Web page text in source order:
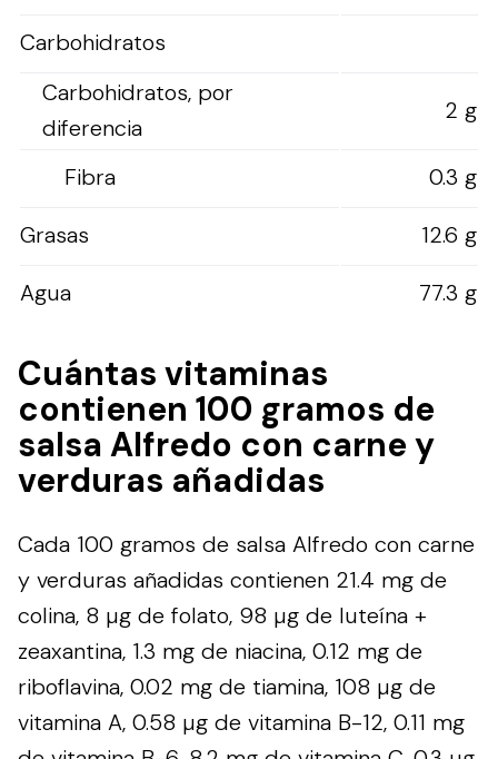
Carbohidratos
Carbohidratos, por
diferencia
2 g
Fibra
0.3 g
Grasas
12.6 g
Agua
77.3 g
Cuántas vitaminas
contienen 100 gramos de
salsa Alfredo con carne y
verduras añadidas
Cada 100 gramos de salsa Alfredo con carne
y verduras añadidas contienen 21.4 mg de
colina, 8 µg de folato, 98 µg de luteína +
zeaxantina, 1.3 mg de niacina, 0.12 mg de
riboflavina, 0.02 mg de tiamina, 108 µg de
vitamina A, 0.58 µg de vitamina B-12, 0.11 mg